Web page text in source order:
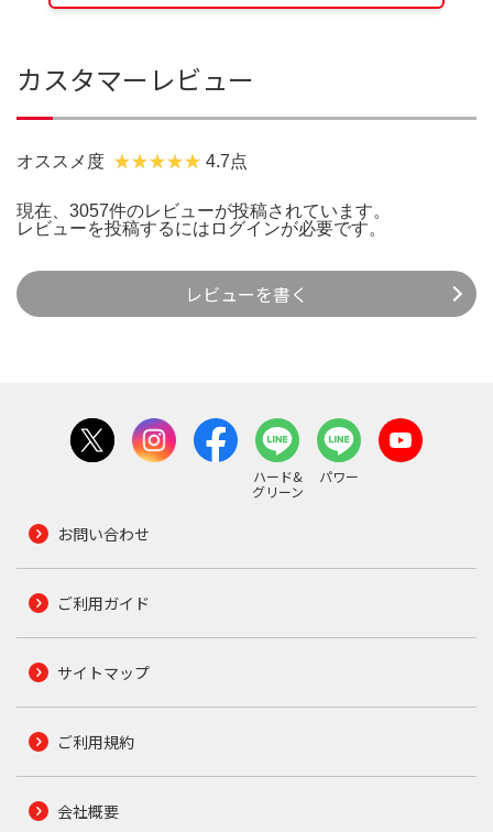
カスタマーレビュー
オススメ度 4.7点
現在、3057件のレビューが投稿されています。
レビューを投稿するには ログインが必要です。
レビューを書く
ハード&
グリーン
パワー
お問い合わせ
ご利用ガイド
サイトマップ
ご利用規約
会社概要